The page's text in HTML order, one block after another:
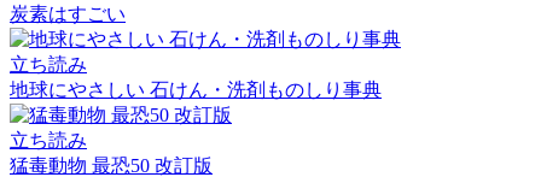
炭素はすごい
立ち読み
地球にやさしい 石けん・洗剤ものしり事典
立ち読み
猛毒動物 最恐50 改訂版